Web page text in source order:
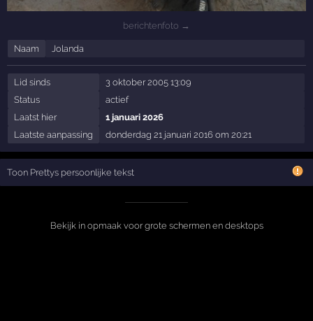
berichtenfoto →
Naam Jolanda
Lid sinds
3 oktober 2005 13:09
Status
actief
Laatst hier
1 januari 2026
Laatste aanpassing
donderdag 21 januari 2016 om 20:21
Toon Prettys persoonlijke tekst
Bekijk in opmaak voor grote schermen en desktops